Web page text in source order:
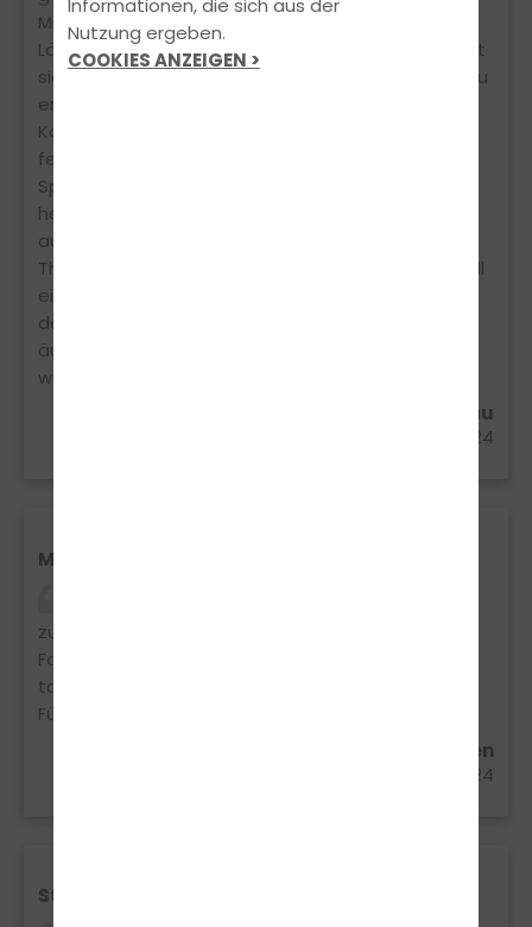
Mir wurde alles sehr professionell beigebracht. Ihr
Lächeln gab mir immer positive Energie und sie hat
sich immer die Zeit genommen, mir alles in Ruhe zu
erklären und mir wertvolle Tipps zu geben. Dank
Katherina und der Fahrschule Traffic habe ich
festgestellt, dass das Autofahrenlernen richtig
Spaß machen kann. Die Theoriestunden waren
hervorragend gestaltet und haben mich optimal
auf die Praxis vorbereitet. Ich habe sowohl für die
Theorie- als auch für die Praxisprüfung sehr schnell
einen Termin bekommen. Alle Schüler werden bei
der Fahrschule Traffic ernst genommen und
äußerst höflich behandelt. Ich kann die Fahrschule
wärmstens empfehlen!!!!!
Lady Kome aus Gronau
30.07.2024
Mein Führerschein
zufrieden. Ein besonders Danke an meinen
Fahrlehrer Carsten Heiser und an Micha für den
tollen Unterricht. Habe jetzt mit 59 Jahren den
Führerschein Klasse CE bekommen!
Herbert Revers aus Legden
24.07.2024
Staplerschein
Nutzung ergeben.
COOKIES ANZEIGEN >